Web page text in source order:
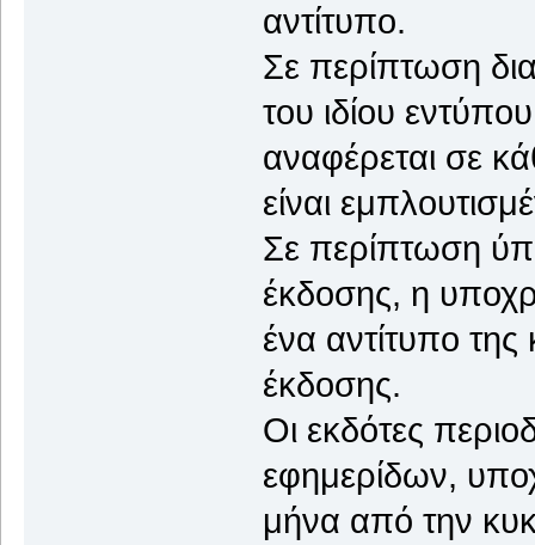
αντίτυπο.
Σε περίπτωση
του ιδίου
αναφέρεται σε
είναι
Σε περίπτωση
έκδοσης, η
ένα αντίτυπο της
έκδοσης.
Οι εκδότες
εφημερίδων,
μήνα από την